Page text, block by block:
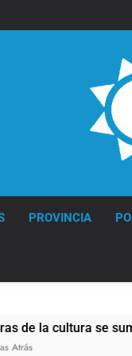
PROVINCIA
se sumaron a